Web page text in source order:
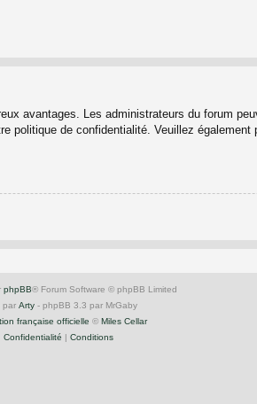
avantages. Les administrateurs du forum
politique de confidentialité. Veuillez
phpBB® Forum Software © phpBB Limited
par Arty - phpBB 3.3 par MrGaby
française officielle © Miles Cellar
Confidentialité | Conditions